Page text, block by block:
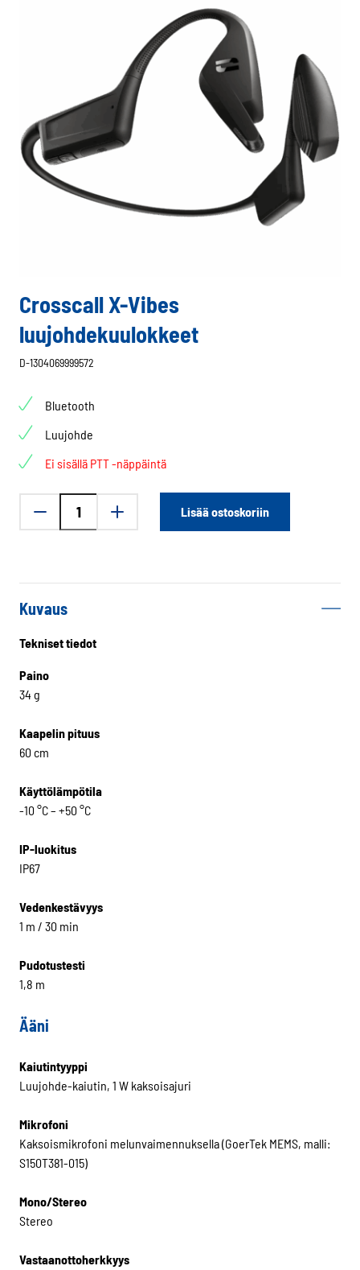
Crosscall X-Vibes
luujohdekuulokkeet
D-1304069999572
Bluetooth
Luujohde
Ei sisällä PTT -näppäintä
määrä
Lisää ostoskoriin
Kuvaus
Tekniset tiedot
Paino
34 g
Kaapelin pituus
60 cm
Käyttölämpötila
-10 °C – +50 °C
IP-luokitus
IP67
Vedenkestävyys
1 m / 30 min
Pudotustesti
1,8 m
Ääni
Kaiutintyyppi
Luujohde-kaiutin, 1 W kaksoisajuri
Mikrofoni
Kaksoismikrofoni melunvaimennuksella (GoerTek MEMS, malli:
S150T381-015)
Mono/Stereo
Stereo
Vastaanottoherkkyys